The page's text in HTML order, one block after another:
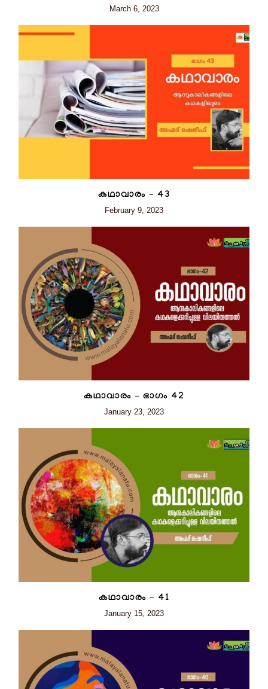
March 6, 2023
കഥാവാരം – 43
February 9, 2023
കഥാവാരം – ഭാഗം 42
January 23, 2023
കഥാവാരം – 41
January 15, 2023